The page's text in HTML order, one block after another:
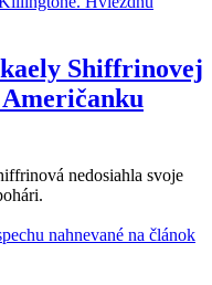
Shiffrinovej
nedosiahla svoje